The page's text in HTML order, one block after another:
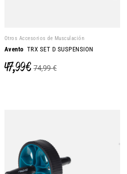
Otros Accesorios de Musculación
Avento TRX SET D SUSPENSION
47,99 € 74,99 €